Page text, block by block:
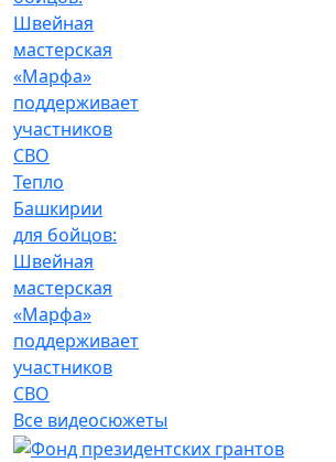
Тепло
Башкирии
для бойцов:
Швейная
мастерская
«Марфа»
поддерживает
участников
СВО
Все видеосюжеты